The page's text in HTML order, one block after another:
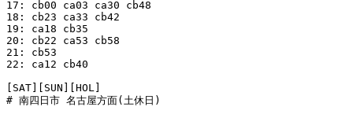
17: cb00 ca03 ca30 cb48
18: cb23 ca33 cb42
19: ca18 cb35
20: cb22 ca53 cb58
21: cb53
22: ca12 cb40
[SAT][SUN][HOL]
# 南四日市 名古屋方面(土休日)